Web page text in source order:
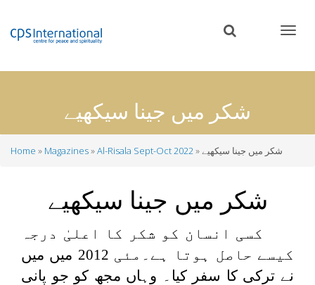
content
شکر میں جینا سیکھیے
Home Magazines Al-Risala Sept-Oct 2022 شکر میں جینا سیکھیے
شکر میں جینا سیکھیے
کسی انسان کو شکر کا اعلیٰ درجہ
کیسے حاصل ہوتا ہے۔مئی 2012 میں میں
نے ترکی کا سفر کیا۔ وہاں مجھ کو جو پانی